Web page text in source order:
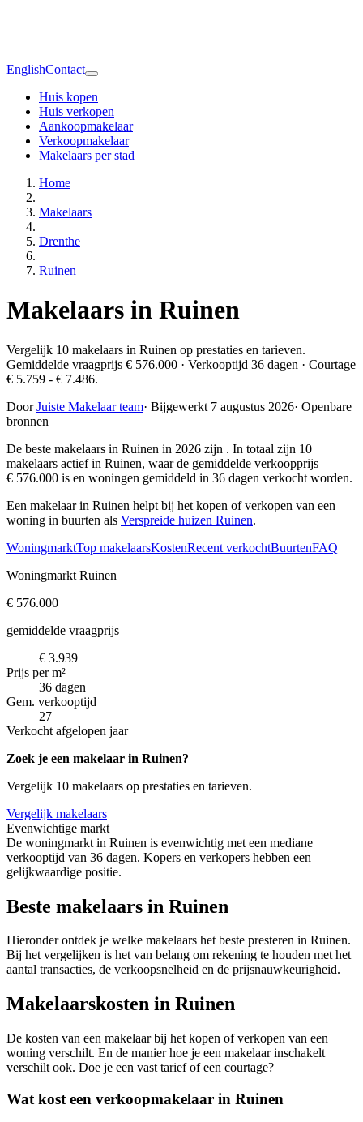
EnglishContact
Huis kopen
Huis verkopen
Aankoopmakelaar
Verkoopmakelaar
Makelaars per stad
Home
Makelaars
Drenthe
Ruinen
Makelaars in Ruinen
Vergelijk 10 makelaars in Ruinen op prestaties en tarieven.
Gemiddelde vraagprijs € 576.000 · Verkooptijd 36 dagen · Courtage
€ 5.759 - € 7.486.
DoorJuiste Makelaar team· Bijgewerkt 7 augustus 2026· Openbare
bronnen
De beste makelaars in Ruinen in 2026 zijn . In totaal zijn 10
makelaars actief in Ruinen, waar de gemiddelde verkoopprijs
€ 576.000 is en woningen gemiddeld in 36 dagen verkocht worden.
Een makelaar in Ruinen helpt bij het kopen of verkopen van een
woning in buurten als Verspreide huizen Ruinen.
WoningmarktTop makelaarsKostenRecent verkochtBuurtenFAQ
Woningmarkt Ruinen
€ 576.000
gemiddelde vraagprijs
€ 3.939
Prijs per m²
36 dagen
Gem. verkooptijd
27
Verkocht afgelopen jaar
Zoek je een makelaar in Ruinen?
Vergelijk 10 makelaars op prestaties en tarieven.
Vergelijk makelaars
Evenwichtige markt
De woningmarkt in Ruinen is evenwichtig met een mediane
verkooptijd van 36 dagen. Kopers en verkopers hebben een
gelijkwaardige positie.
Beste makelaars in Ruinen
Hieronder ontdek je welke makelaars het beste presteren in Ruinen.
Bij het vergelijken is het van belang om rekening te houden met het
aantal transacties, de verkoopsnelheid en de prijsnauwkeurigheid.
Makelaarskosten in Ruinen
De kosten van een makelaar bij het kopen of verkopen van een
woning verschilt. En de manier hoe je een makelaar inschakelt
verschilt ook. Doe je een vast tarief of een courtage?
Wat kost een verkoopmakelaar in Ruinen